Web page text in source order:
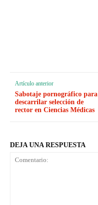
Artículo anterior
Sabotaje pornográfico para
descarrilar selección de
rector en Ciencias Médicas
DEJA UNA RESPUESTA